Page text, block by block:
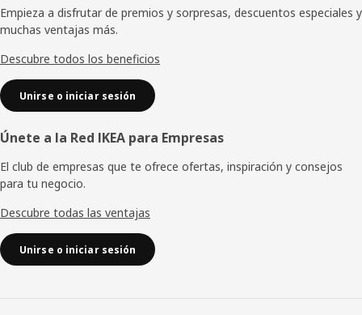
de
página
Empieza a disfrutar de premios y sorpresas, descuentos especiales y
muchas ventajas más.
Descubre todos los beneficios
Unirse o iniciar sesión
Únete a la Red IKEA para Empresas
El club de empresas que te ofrece ofertas, inspiración y consejos
para tu negocio.
Descubre todas las ventajas
Unirse o iniciar sesión